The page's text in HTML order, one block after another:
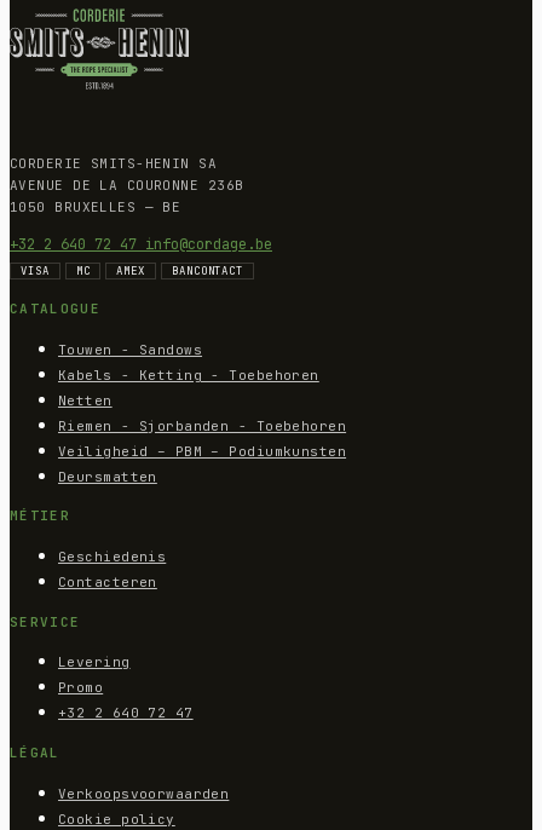
CORDERIE SMITS-HENIN SA
AVENUE DE LA COURONNE 236B
1050 BRUXELLES — BE
+32 2 640 72 47 info@cordage.be
VISA MC AMEX BANCONTACT
CATALOGUE
Touwen - Sandows
Kabels - Ketting - Toebehoren
Netten
Riemen - Sjorbanden - Toebehoren
Veiligheid – PBM – Podiumkunsten
Deursmatten
MÉTIER
Geschiedenis
Contacteren
SERVICE
Levering
Promo
+32 2 640 72 47
LÉGAL
Verkoopsvoorwaarden
Cookie policy